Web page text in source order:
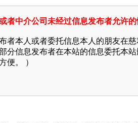
者中介公司未经过信息发布者允许
者本人或者委托信息本人的朋友在
分信息发布者在本站的信息委托本
便。 ）